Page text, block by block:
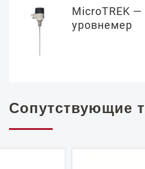
MicroTREK
уровнемер
Сопутствующие